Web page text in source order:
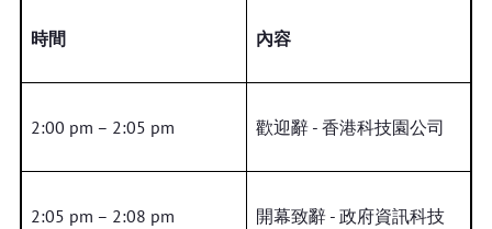
時間 內容
2:00 pm – 2:05 pm 歡迎辭 - 香港科技園公司
2:05 pm – 2:08 pm
開幕致辭 - 政府資訊科技